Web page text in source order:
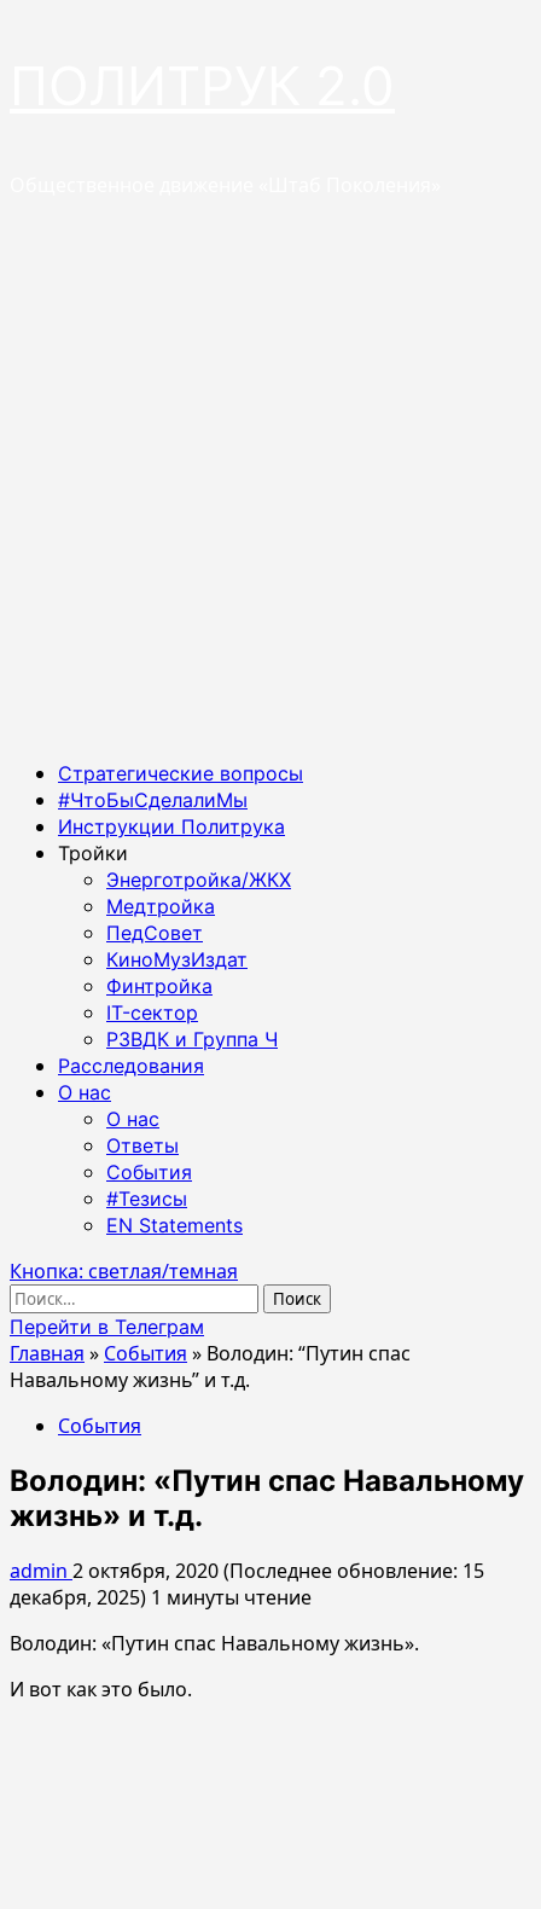
Основное
меню
Стратегические вопросы
#ЧтоБыСделалиМы
Инструкции Политрука
Тройки
Энерготройка/ЖКХ
Медтройка
ПедСовет
КиноМузИздат
Финтройка
IT-сектор
РЗВДК и Группа Ч
Расследования
О нас
О нас
Ответы
События
#Тезисы
EN Statements
Кнопка: светлая/темная
Найти:
Перейти в Телеграм
Главная » События » Володин: “Путин спас
Навальному жизнь” и т.д.
События
Володин: «Путин спас Навальному
жизнь» и т.д.
admin 2 октября, 2020 (Последнее обновление: 15
декабря, 2025) 1 минуты чтение
Володин: «Путин спас Навальному жизнь».
И вот как это было.